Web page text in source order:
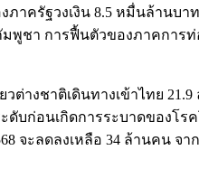
าครัฐวงเงิน 8.5 หมื่นล้านบ
พูชา การฟื้นตัวของภาคการ
งชาติเดินทางเข้าไทย 21.9
บก่อนเกิดการระบาดของโร
ลดลงเหลือ 34 ล้านคน จาก